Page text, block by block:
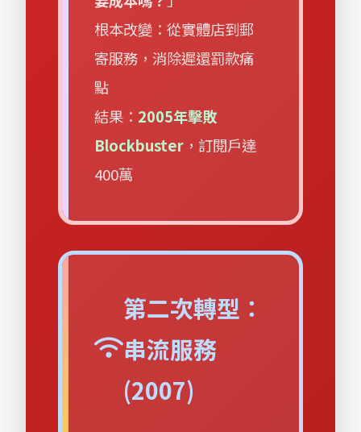
根本改變：從實體店到郵
寄服務，消除遲還罰款痛
點
結果： 2005年擊敗
Blockbuster ，訂閱戶達
400萬
第二次轉型：
串流服務
(2007)